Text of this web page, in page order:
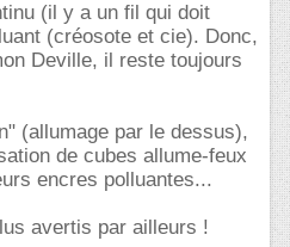
(il y a un fil qui doit
(créosote et cie). Donc,
Deville, il reste toujours
(allumage par le dessus),
de cubes allume-feux
encres polluantes...
avertis par ailleurs !